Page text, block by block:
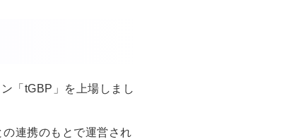
「tGBP」を上場しまし
連携のもとで運営され